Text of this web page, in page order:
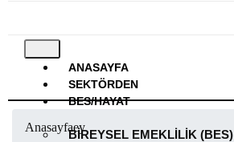
ANASAYFA
SEKTÖRDEN
BES/HAYAT
BIREYSEL EMEKLILIK (BES)
Anasayfaey